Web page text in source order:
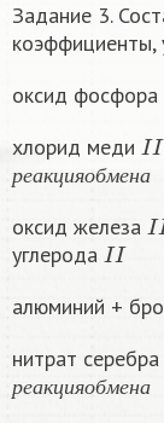
Задание 3.
коэффициенты,
оксид фосфора
хлорид меди II
р е а к ц ия о бме н а
реакци яобме на
оксид железа III
углерода II
алюминий +
нитрат
р е а к ц ия о бме н а
ре акц и яобмена